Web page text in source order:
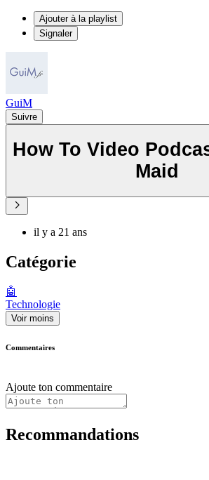
Ajouter à la playlist
Signaler
GuiM
Suivre
How To Video
Maid
il y a 21 ans
Catégorie
🤖
Technologie
Voir moins
Commentaires
Ajoute ton commentaire
Recommandations